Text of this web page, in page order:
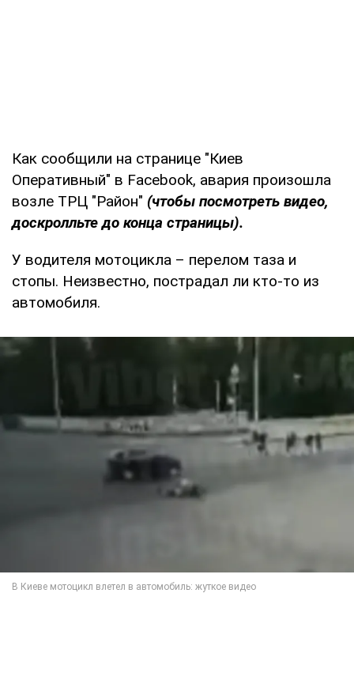
Как сообщили на странице "Киев
Оперативный" в Facebook, авария произошла
возле ТРЦ "Район" (чтобы посмотреть видео,
доскролльте до конца страницы).
У водителя мотоцикла – перелом таза и
стопы. Неизвестно, пострадал ли кто-то из
автомобиля.